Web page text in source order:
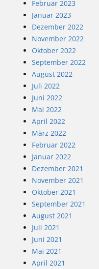
Februar 2023
Januar 2023
Dezember 2022
November 2022
Oktober 2022
September 2022
August 2022
Juli 2022
Juni 2022
Mai 2022
April 2022
März 2022
Februar 2022
Januar 2022
Dezember 2021
November 2021
Oktober 2021
September 2021
August 2021
Juli 2021
Juni 2021
Mai 2021
April 2021